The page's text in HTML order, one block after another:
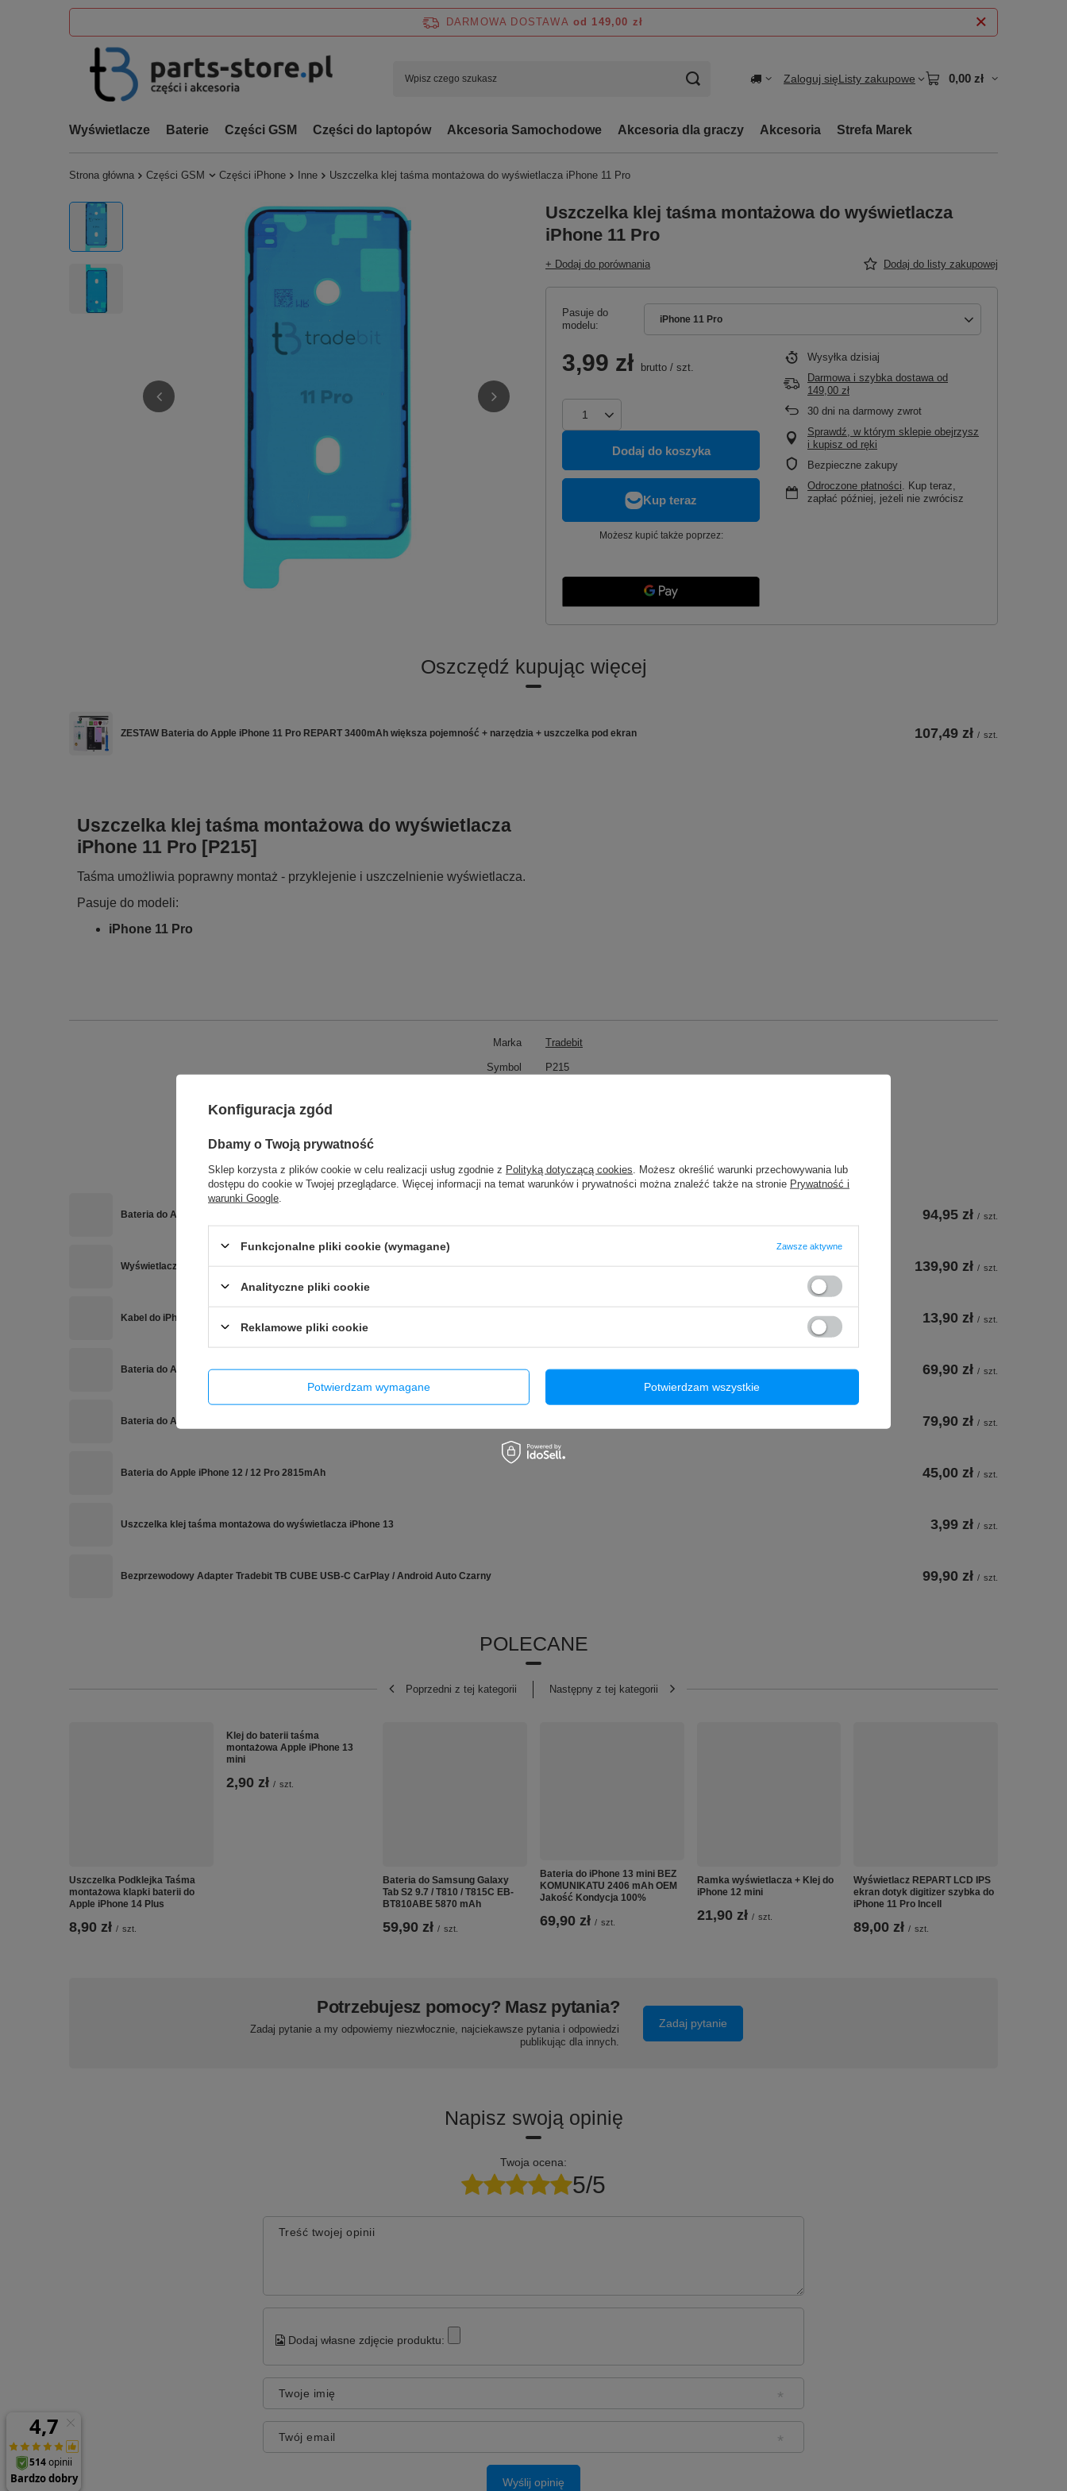
DARMOWA DOSTAWA od 149,00 zł
Zaloguj sięListy zakupowe 0,00 zł
Wyświetlacze Baterie Części GSM Części do laptopów Akcesoria Samochodowe Akcesoria dla graczy Akcesoria Strefa Marek
Strona główna Części GSM Części iPhone Inne Uszczelka klej taśma montażowa do wyświetlacza iPhone 11 Pro
Uszczelka klej taśma montażowa do wyświetlacza
iPhone 11 Pro
+ Dodaj do porównania Dodaj do listy zakupowej
Pasuje do
modelu
iPhone 11 Pro
3,99 zł brutto / szt.
Dodaj do koszyka
Możesz kupić także poprzez:
Wysyłka dzisiaj
Darmowa i szybka dostawa od
149,00 zł
30 dni na darmowy zwrot
Sprawdź, w którym sklepie obejrzysz
i kupisz od ręki
Bezpieczne zakupy
Odroczone płatności. Kup teraz,
zapłać później, jeżeli nie zwrócisz
Oszczędź kupując więcej
ZESTAW Bateria do Apple iPhone 11 Pro REPART 3400mAh większa pojemność + narzędzia + uszczelka pod ekran 107,49 zł / szt.
Uszczelka klej taśma montażowa do wyświetlacza
iPhone 11 Pro [P215]
Taśma umożliwia poprawny montaż - przyklejenie i uszczelnienie wyświetlacza.
Pasuje do modeli:
iPhone 11 Pro
Marka Tradebit
Symbol P215
Bateria do Apple iPhone 11 Pro REPART 3400mAh większa pojemność 94,95 zł / szt.
Wyświetlacz do Apple iPhone 11 Pro Hard OLED Wymienny IC 139,90 zł / szt.
Kabel do iPhone przewód USB-C do Lightning QC 3.0 PD szybkie ładowanie 13,90 zł / szt.
Bateria do Apple iPhone 13 3500mAh możliwość przepisania BEZ KOMUNIKATU 69,90 zł / szt.
Bateria do Apple iPhone 14 Pro 3410mAh możliwość przepisania BEZ KOMUNIKATU 79,90 zł / szt.
Bateria do Apple iPhone 12 / 12 Pro 2815mAh 45,00 zł / szt.
Uszczelka klej taśma montażowa do wyświetlacza iPhone 13 3,99 zł / szt.
Bezprzewodowy Adapter Tradebit TB CUBE USB-C CarPlay / Android Auto Czarny 99,90 zł / szt.
POLECANE
Poprzedni z tej kategorii Następny z tej kategorii
Uszczelka Podklejka Taśma
montażowa klapki baterii do
Apple iPhone 14 Plus
8,90 zł / szt.
Klej do baterii taśma
montażowa Apple iPhone 13
mini
2,90 zł / szt.
Bateria do Samsung Galaxy
Tab S2 9.7 / T810 / T815C EB-
BT810ABE 5870 mAh
59,90 zł / szt.
Bateria do iPhone 13 mini BEZ
KOMUNIKATU 2406 mAh OEM
Jakość Kondycja 100%
69,90 zł / szt.
Ramka wyświetlacza + Klej do
iPhone 12 mini
21,90 zł / szt.
Wyświetlacz REPART LCD IPS
ekran dotyk digitizer szybka do
iPhone 11 Pro Incell
89,00 zł / szt.
Potrzebujesz pomocy? Masz pytania?
Zadaj pytanie a my odpowiemy niezwłocznie, najciekawsze pytania i odpowiedzi
publikując dla innych.
Zadaj pytanie
Napisz swoją opinię
Twoja ocena:
5/5
Treść twojej opinii
Dodaj własne zdjęcie produktu:
Twoje imię
Twój email
Wyślij opinię
Konfiguracja zgód
Dbamy o Twoją prywatność
Sklep korzysta z plików cookie w celu realizacji usług zgodnie z Polityką dotyczącą cookies . Możesz określić warunki przechowywania lub
dostępu do cookie w Twojej przeglądarce. Więcej informacji na temat warunków i prywatności można znaleźć także na stronie Prywatność i
warunki Google
Funkcjonalne pliki cookie (wymagane) Zawsze aktywne
Analityczne pliki cookie
Reklamowe pliki cookie
Potwierdzam wymagane Potwierdzam wszystkie